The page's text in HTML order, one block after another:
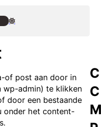
of post aan door in
wp-admin) te klikken
door een bestaande
onder het content-
C
C
M